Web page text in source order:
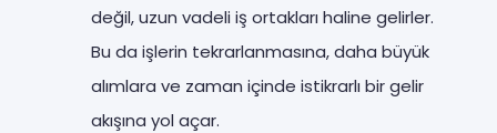
değil, uzun vadeli iş ortakları haline gelirler.
Bu da işlerin tekrarlanmasına, daha büyük
alımlara ve zaman içinde istikrarlı bir gelir
akışına yol açar.